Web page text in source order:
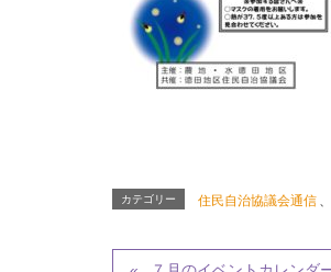
カテゴリー 住民自治協議会通信 、